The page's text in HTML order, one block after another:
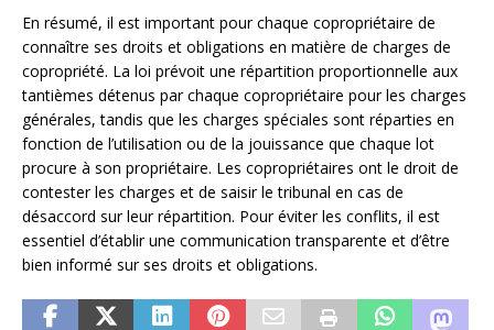
En résumé, il est important pour chaque copropriétaire de
connaître ses droits et obligations en matière de charges de
copropriété. La loi prévoit une répartition proportionnelle aux
tantièmes détenus par chaque copropriétaire pour les charges
générales, tandis que les charges spéciales sont réparties en
fonction de l’utilisation ou de la jouissance que chaque lot
procure à son propriétaire. Les copropriétaires ont le droit de
contester les charges et de saisir le tribunal en cas de
désaccord sur leur répartition. Pour éviter les conflits, il est
essentiel d’établir une communication transparente et d’être
bien informé sur ses droits et obligations.